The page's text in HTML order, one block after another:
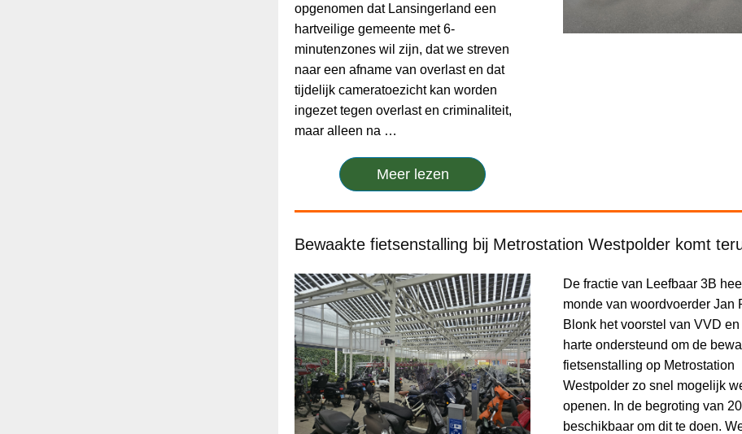
opgenomen dat Lansingerland een
hartveilige gemeente met 6-
minutenzones wil zijn, dat we streven
naar een afname van overlast en dat
tijdelijk cameratoezicht kan worden
ingezet tegen overlast en criminaliteit,
maar alleen na …
Meer lezen
Bewaakte fietsenstalling bij Metrostation Westpolder komt
De fractie van Leefbaar 3B
monde van woordvoerder Jan
Blonk het voorstel van VVD
harte ondersteund om de
fietsenstalling op Metrostation
Westpolder zo snel mogelijk
openen. In de begroting van
beschikbaar om dit te doen.